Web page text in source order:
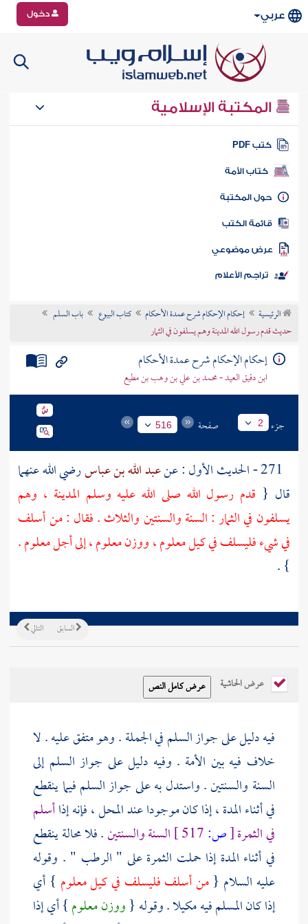
عربي دخول
المكتبة الإسلامية
كتب PDF
كتاب الأمة
المكتبة
الكتب
موضوعي
تراجم الأعلام
الرئيسية إحكام الإحكام شرح عمدة الأحكام كتاب البيوع
باب السلم
حديث قدم رسول الله المدينة وهم يسلفون في الثمار
إحكام الإحكام شرح عمدة الأحكام
ابن دقيق العيد - محمد بن علي بن وهب بن مطيع
جزء 2 صفحة 516
عبد الله بن عباسرضي الله عنهما
قال { قدم رسول الله صلى الله عليه وسلم المدينة ، وهم
يسلفون في الثمار : السنة والسنتين والثلاث . فقال : من أسلف
في شيء فليسلف في كيل معلوم ، ووزن معلوم ، إلى أجل معلوم .
} .
التالي السابق
عرض الحاشية
فيه دليل على جواز السلم في الجملة . وهو متفق عليه . لا
خلاف فيه بين الأمة . وفيه دليل على جواز السلم إلى
السنة والسنتين . واستدل به على جواز السلم فيما ينقطع
في أثناء المدة ، إذا كان موجودا عند المحل ، فإنه إذاأسلم
في الثمرة[ص: السنة والسنتين. فلا محالة ينقطع
في أثناء المدة إذا حملت الثمرة على " الرطب " . وقوله
عليه السلام {من أسلف فليسلف في كيل معلوم } أي
إذا كان المسلم فيه مكيلا . وقوله {ووزن معلوم} أي إذا